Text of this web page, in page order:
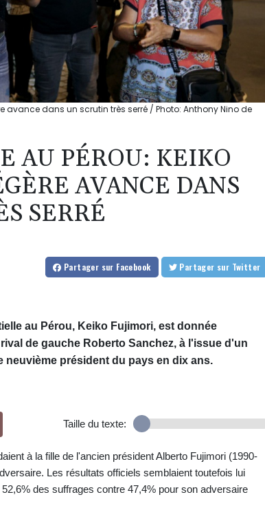
avance dans un scrutin très serré / Photo: Anthony Nino de
AU PÉROU: KEIKO
AVANCE DANS
SERRÉ
Partager sur Facebook Partager sur Twitter
au Pérou, Keiko Fujimori, est donnée
de gauche Roberto Sanchez, à l'issue d'un
président du pays en dix ans.
Taille du texte:
à la fille de l'ancien président Alberto Fujimori (1990-
Les résultats officiels semblaient toutefois lui
des suffrages contre 47,4% pour son adversaire